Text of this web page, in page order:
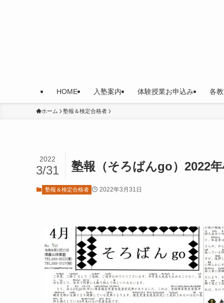
HOME 入塾案内 体験授業お申込み 各
ホーム 塾報＆検定合格者
塾報（そろばんgo）2022
2022
3/31
塾報＆検定合格者 2022年3月31日